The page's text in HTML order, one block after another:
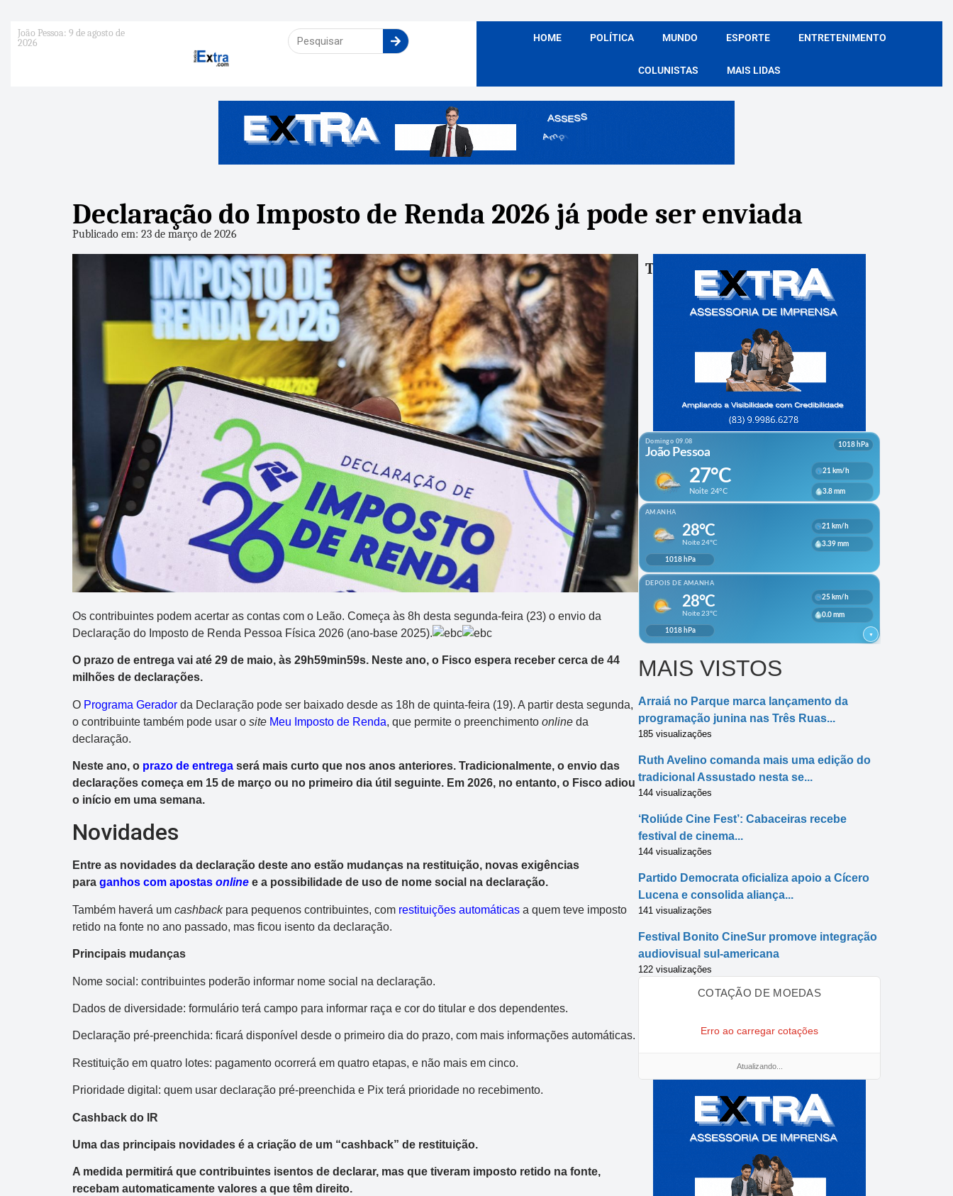
João Pessoa: 9 de agosto de
2026
HOME POLÍTICA MUNDO ESPORTE ENTRETENIMENTO
COLUNISTAS MAIS LIDAS
Declaração do Imposto de Renda 2026 já pode ser enviada
Publicado em: 23 de março de 2026
Os contribuintes podem acertar as contas com o Leão. Começa às 8h desta segunda-feira (23) o envio da
Declaração do Imposto de Renda Pessoa Física 2026 (ano-base 2025).
O prazo de entrega vai até 29 de maio, às 29h59min59s. Neste ano, o Fisco espera receber cerca de 44
milhões de declarações.
O Programa Gerador da Declaração pode ser baixado desde as 18h de quinta-feira (19). A partir desta segunda,
o contribuinte também pode usar o site Meu Imposto de Renda, que permite o preenchimento online da
declaração.
Neste ano, o prazo de entrega será mais curto que nos anos anteriores. Tradicionalmente, o envio das
declarações começa em 15 de março ou no primeiro dia útil seguinte. Em 2026, no entanto, o Fisco adiou
o início em uma semana.
Novidades
Entre as novidades da declaração deste ano estão mudanças na restituição, novas exigências
para ganhos com apostas online e a possibilidade de uso de nome social na declaração.
Também haverá um cashbackpara pequenos contribuintes, com restituições automáticas a quem teve imposto
retido na fonte no ano passado, mas ficou isento da declaração.
Principais mudanças
Nome social: contribuintes poderão informar nome social na declaração.
Dados de diversidade: formulário terá campo para informar raça e cor do titular e dos dependentes.
Declaração pré-preenchida: ficará disponível desde o primeiro dia do prazo, com mais informações automáticas.
Restituição em quatro lotes: pagamento ocorrerá em quatro etapas, e não mais em cinco.
Prioridade digital: quem usar declaração pré-preenchida e Pix terá prioridade no recebimento.
Cashback do IR
Uma das principais novidades é a criação de um “cashback” de restituição.
A medida permitirá que contribuintes isentos de declarar, mas que tiveram imposto retido na fonte,
recebam automaticamente valores a que têm direito.
Tags:Compartile:
MAIS VISTOS
Arraiá no Parque marca lançamento da
programação junina nas Três Ruas...
185 visualizações
Ruth Avelino comanda mais uma edição do
tradicional Assustado nesta se...
144 visualizações
‘Roliúde Cine Fest’: Cabaceiras recebe
festival de cinema...
144 visualizações
Partido Democrata oficializa apoio a Cícero
Lucena e consolida aliança...
141 visualizações
Festival Bonito CineSur promove integração
audiovisual sul-americana
122 visualizações
COTAÇÃO DE MOEDAS
Erro ao carregar cotações
Atualizando...